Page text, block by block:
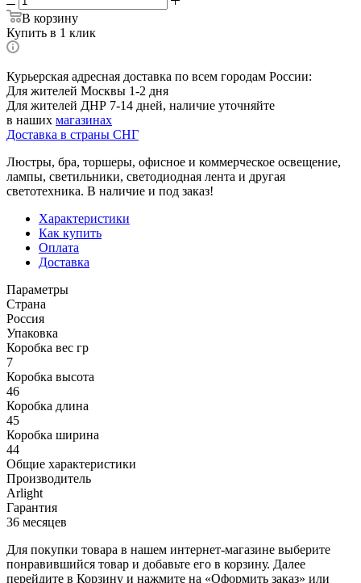
В корзину
Купить в 1 клик
Курьерская адресная доставка по всем городам России:
Для жителей Москвы 1-2 дня
Для жителей ДНР 7-14 дней, наличие уточняйте
в наших магазинах
Доставка в страны СНГ
Люстры, бра, торшеры, офисное и коммерческое освещение,
лампы, светильники, светодиодная лента и другая
светотехника. В наличие и под заказ!
Характеристики
Как купить
Оплата
Доставка
Параметры
Страна
Россия
Упаковка
Коробка вес гр
7
Коробка высота
46
Коробка длина
45
Коробка ширина
44
Общие характеристики
Производитель
Arlight
Гарантия
36 месяцев
Для покупки товара в нашем интернет-магазине выберите
понравившийся товар и добавьте его в корзину. Далее
перейдите в Корзину и нажмите на «Оформить заказ» или